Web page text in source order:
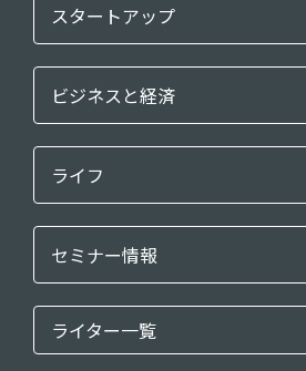
スタートアップ
ビジネスと経済
ライフ
セミナー情報
ライター一覧